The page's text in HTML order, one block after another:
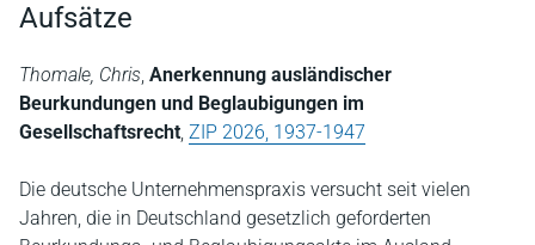
Aufsätze
Thomale, Chris, Anerkennung ausländischer
Beurkundungen und Beglaubigungen im
Gesellschaftsrecht, ZIP 2026, 1937-1947
Die deutsche Unternehmenspraxis versucht seit vielen
Jahren, die in Deutschland gesetzlich geforderten